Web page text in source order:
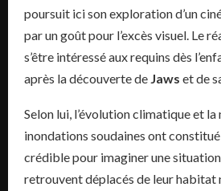
poursuit ici son exploration d’un
par un goût pour l’excès visuel. Le
s’être intéressé aux requins dès
après la découverte de Jaws et de
Selon lui, l’évolution climatique et
inondations soudaines ont
crédible pour imaginer une
retrouvent déplacés de leur habitat